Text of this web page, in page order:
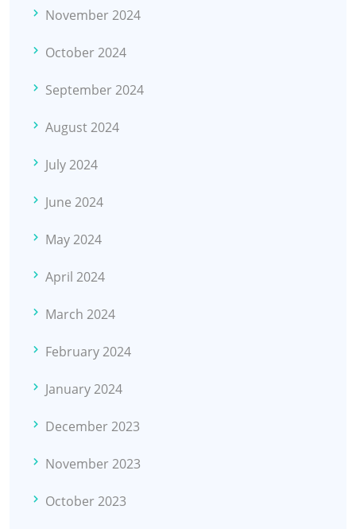
November 2024
October 2024
September 2024
August 2024
July 2024
June 2024
May 2024
April 2024
March 2024
February 2024
January 2024
December 2023
November 2023
October 2023